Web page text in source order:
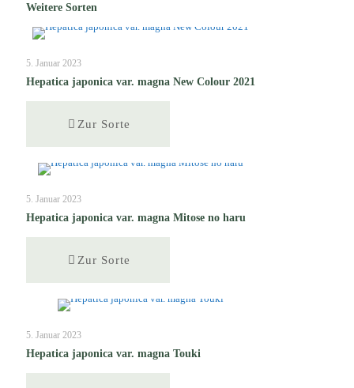
Weitere Sorten
5. Januar 2023
Hepatica japonica var. magna New Colour 2021
Zur Sorte
5. Januar 2023
Hepatica japonica var. magna Mitose no haru
Zur Sorte
5. Januar 2023
Hepatica japonica var. magna Touki